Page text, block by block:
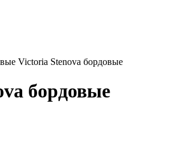
Victoria Stenova бордовые
бордовые